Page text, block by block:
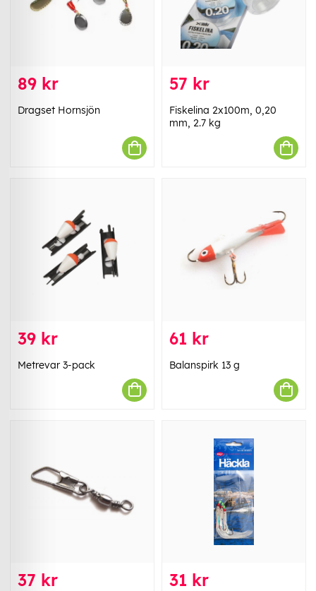
89 kr
Dragset Hornsjön
57 kr
Fiskelina 2x100m, 0,20
mm, 2.7 kg
39 kr
Metrevar 3-pack
61 kr
Balanspirk 13 g
37 kr 31 kr